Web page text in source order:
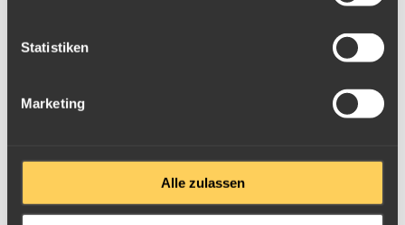
Statistiken
Marketing
Alle zulassen